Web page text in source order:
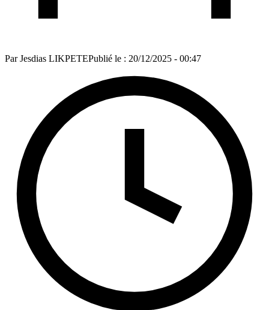
ParJesdias LIKPETEPublié le : 20/12/2025 - 00:47